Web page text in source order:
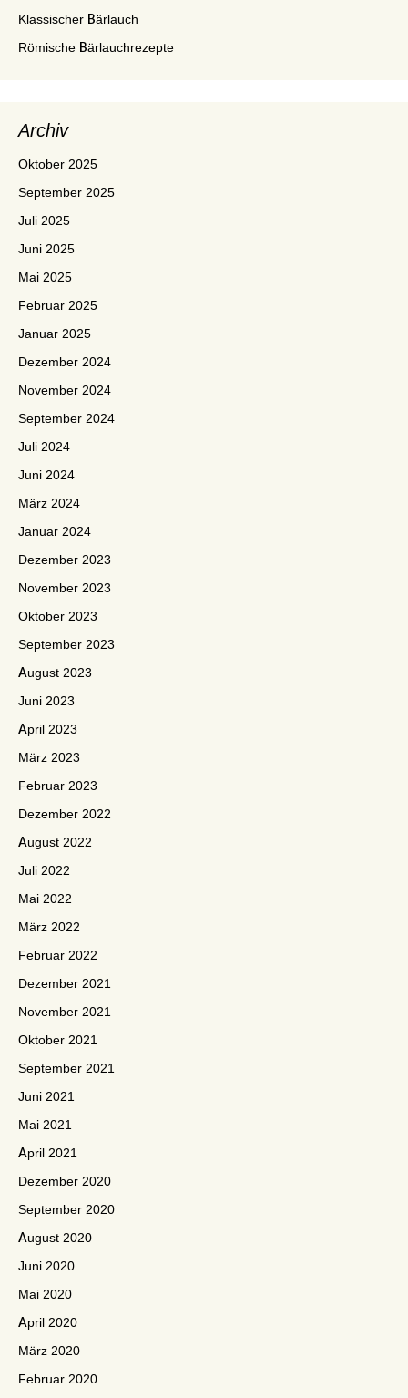
Klassischer Bärlauch
Römische Bärlauchrezepte
Archiv
Oktober 2025
September 2025
Juli 2025
Juni 2025
Mai 2025
Februar 2025
Januar 2025
Dezember 2024
November 2024
September 2024
Juli 2024
Juni 2024
März 2024
Januar 2024
Dezember 2023
November 2023
Oktober 2023
September 2023
August 2023
Juni 2023
April 2023
März 2023
Februar 2023
Dezember 2022
August 2022
Juli 2022
Mai 2022
März 2022
Februar 2022
Dezember 2021
November 2021
Oktober 2021
September 2021
Juni 2021
Mai 2021
April 2021
Dezember 2020
September 2020
August 2020
Juni 2020
Mai 2020
April 2020
März 2020
Februar 2020